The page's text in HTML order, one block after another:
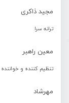
مجید ذاکری
ترانه سرا
معین راهبر
تنظیم کننده و خواننده
مهرشاد